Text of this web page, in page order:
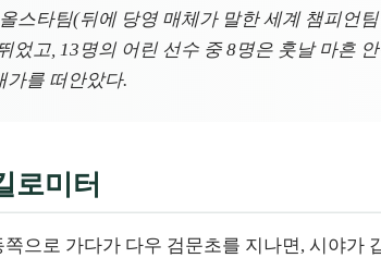
스타팀(뒤에 당영 매체가 말한 세계 챔피언
고, 13명의 어린 선수 중 8명은 훗날 마흔
가를 떠안았다.
로미터
으로 가다가 다우 검문초를 지나면, 시야가